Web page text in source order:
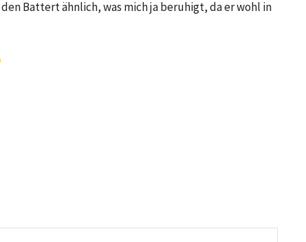
den Battert ähnlich, was mich ja beruhigt, da er wohl in